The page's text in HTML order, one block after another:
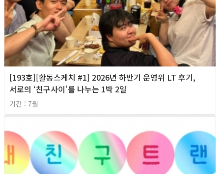
[193호][활동스케치 #1] 2026년 하반기 운영위 LT 후기,
서로의 ‘친구사이’를 나누는 1박 2일
기간 : 7월